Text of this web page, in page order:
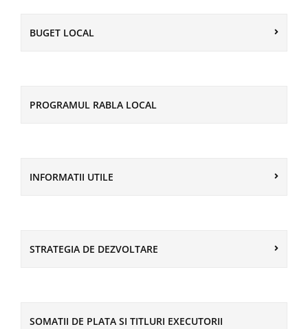
BUGET LOCAL
PROGRAMUL RABLA LOCAL
INFORMATII UTILE
STRATEGIA DE DEZVOLTARE
SOMATII DE PLATA SI TITLURI EXECUTORII